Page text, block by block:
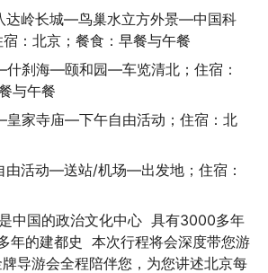
达岭长城—鸟巢水立方外景—中国科
：北京；餐食：早餐与午餐
什刹海—颐和园—车览清北；住宿：
与午餐
家寺庙—下午自由活动；住宿：北
由活动—送站/机场—出发地；住宿：
中国的政治文化中心  具有3000多年
年的建都史  本次行程将会深度带您游
导游会全程陪伴您，为您讲述北京每